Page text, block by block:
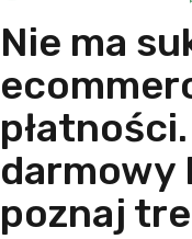
Nie ma
darmowy
poznaj